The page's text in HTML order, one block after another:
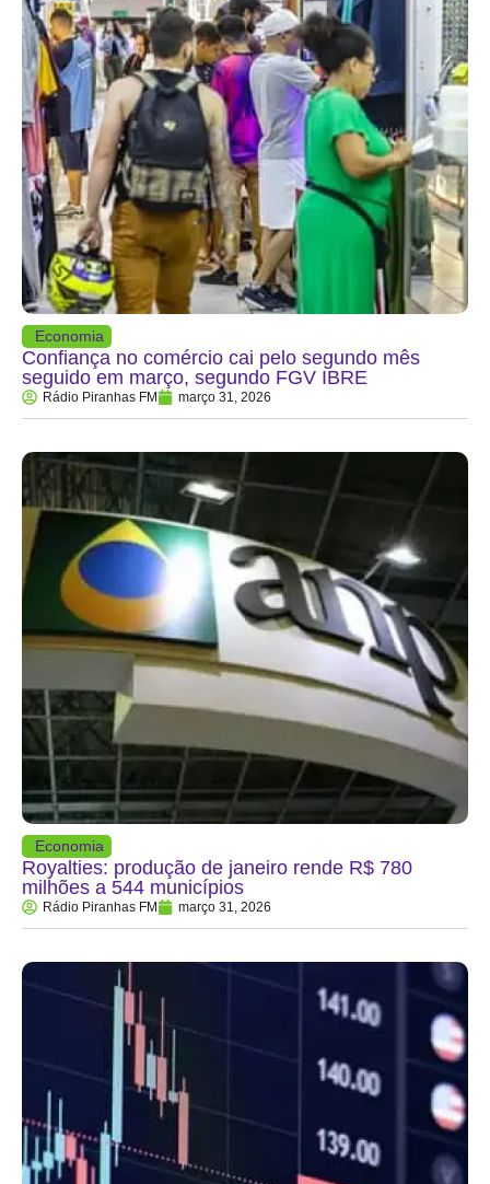
Economia
Confiança no comércio cai pelo segundo mês
seguido em março, segundo FGV IBRE
Rádio Piranhas FM março 31, 2026
Economia
Royalties: produção de janeiro rende R$ 780
milhões a 544 municípios
Rádio Piranhas FM março 31, 2026